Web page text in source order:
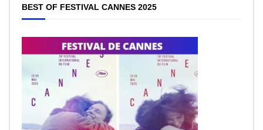
BEST OF FESTIVAL CANNES 2025